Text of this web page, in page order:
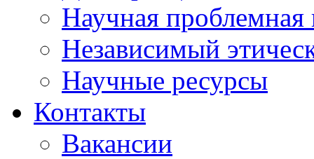
Научная проблемная
Независимый
Научные ресурсы
Контакты
Вакансии